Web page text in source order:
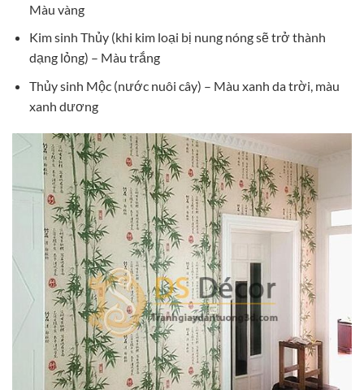
Màu vàng
Kim sinh Thủy (khi kim loại bị nung nóng sẽ trở thành
dạng lỏng) – Màu trắng
Thủy sinh Mộc (nước nuôi cây) – Màu xanh da trời, màu
xanh dương